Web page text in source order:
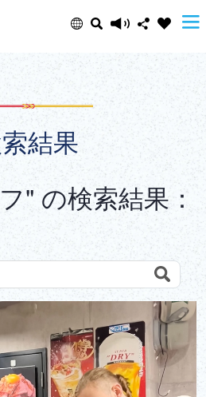
Language
this page
Email
Copy URL
結果
" の検索結果：
で検索しよう